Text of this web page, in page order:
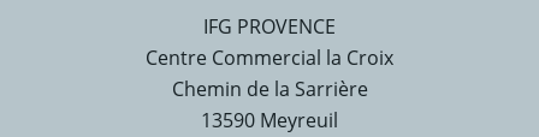
IFG PROVENCE
Centre Commercial la Croix
Chemin de la Sarrière
13590 Meyreuil